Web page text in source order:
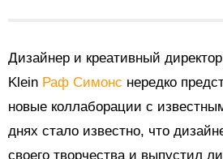
Дизайнер и креативный
Klein Раф Симонс нередко
новые коллаборации с
днях стало известно, что
своего творчества и выпустил